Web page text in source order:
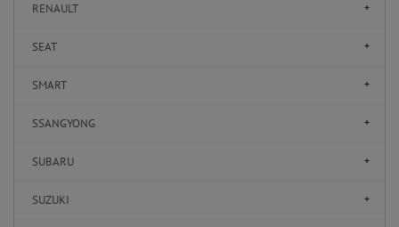
RENAULT
SEAT
SMART
SSANGYONG
SUBARU
SUZUKI